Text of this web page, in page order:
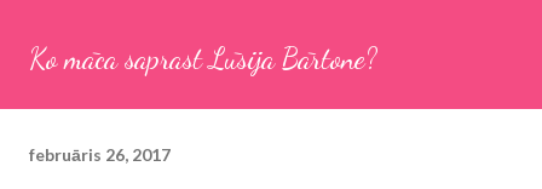
Ko māca saprast Lūsija Bārtone?
februāris 26, 2017